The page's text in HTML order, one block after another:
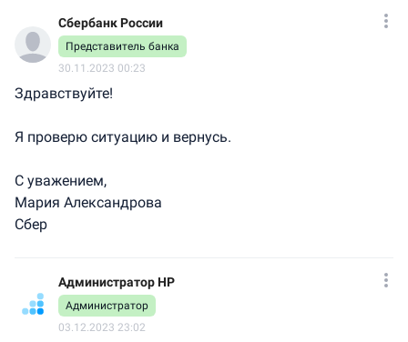
Сбербанк России
Представитель банка
30.11.2023 00:23
Здравствуйте!
Я проверю ситуацию и вернусь.
С уважением,
Мария Александрова
Сбер
Администратор НР
Администратор
03.12.2023 23:02